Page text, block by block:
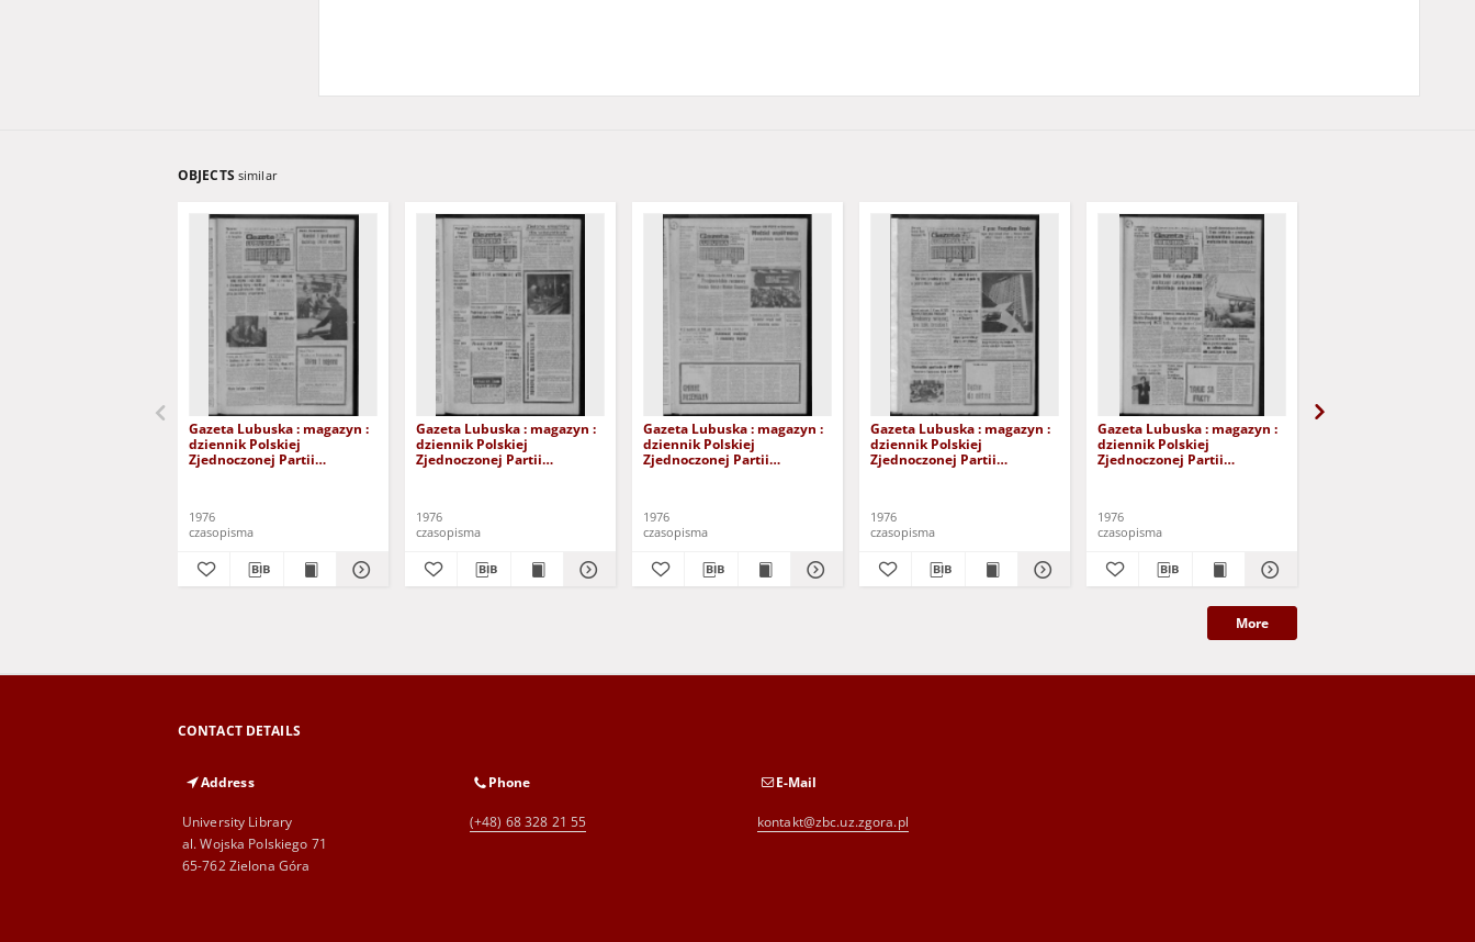
OBJECTS similar
Gazeta Lubuska : magazyn :
dziennik Polskiej
Zjednoczonej Partii
1976
czasopisma
Gazeta Lubuska : magazyn :
dziennik Polskiej
Zjednoczonej Partii
1976
czasopisma
Gazeta Lubuska : magazyn :
dziennik Polskiej
Zjednoczonej Partii
1976
czasopisma
Gazeta Lubuska : magazyn :
dziennik Polskiej
Zjednoczonej Partii
1976
czasopisma
Gazeta Lubuska : magazyn :
dziennik Polskiej
Zjednoczonej Partii
1976
czasopisma
More
CONTACT DETAILS
Address
University Library
al. Wojska Polskiego 71
65-762 Zielona Góra
Phone
(+48) 68 328 21 55
E-Mail
kontakt@zbc.uz.zgora.pl